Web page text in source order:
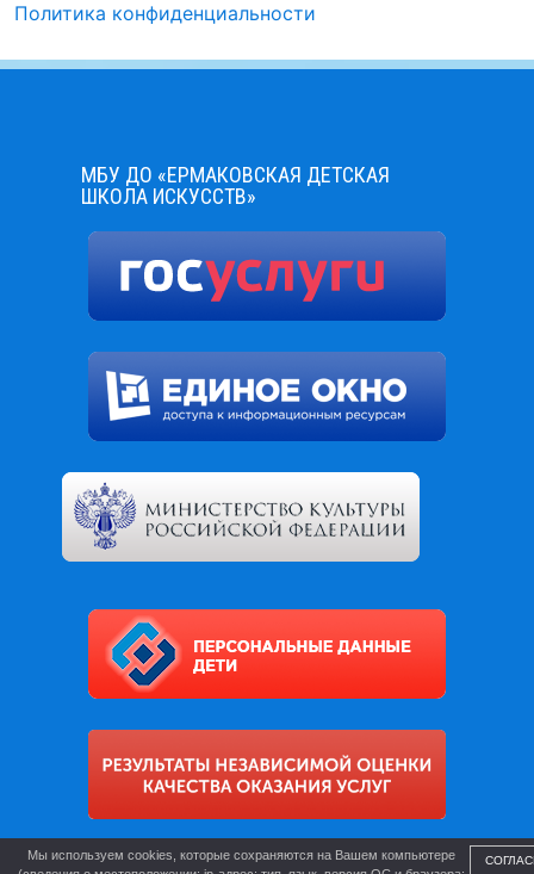
Политика конфиденциальности
МБУ ДО «ЕРМАКОВСКАЯ ДЕТСКАЯ
ШКОЛА ИСКУССТВ»
Мы используем cookies, которые сохраняются на Вашем компьютере